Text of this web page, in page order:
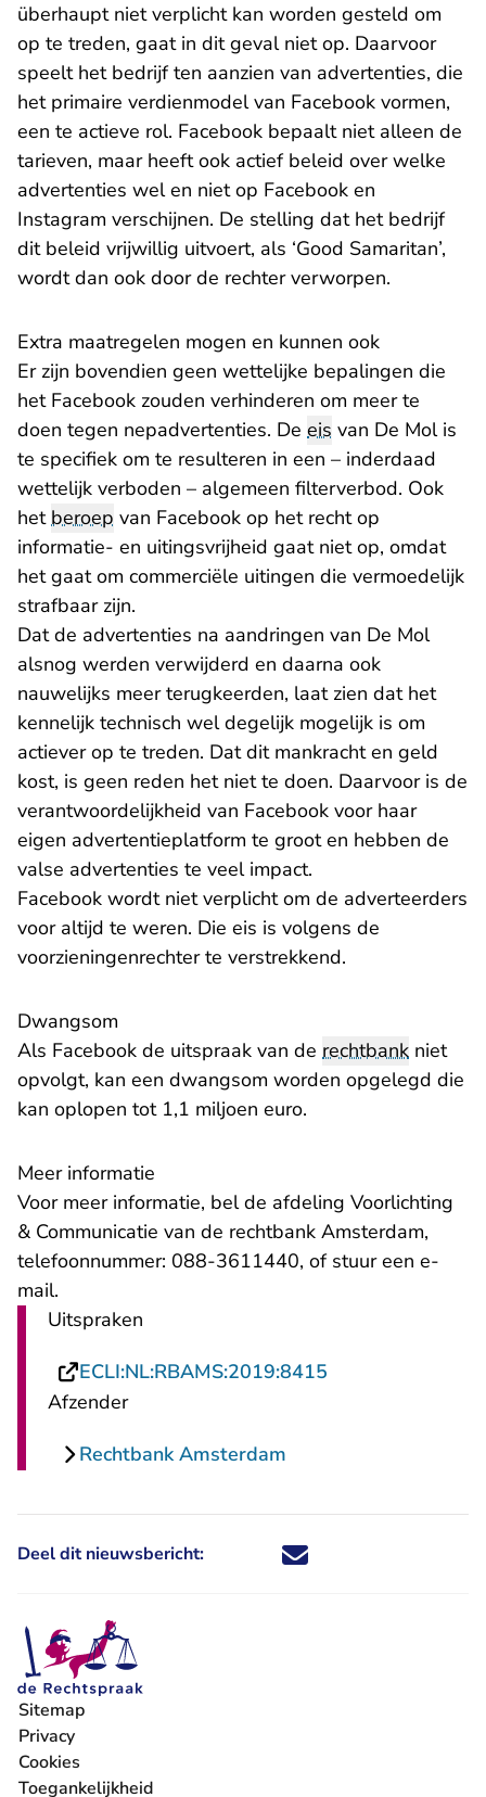
überhaupt niet verplicht kan worden gesteld om
op te treden, gaat in dit geval niet op. Daarvoor
speelt het bedrijf ten aanzien van advertenties, die
het primaire verdienmodel van Facebook vormen,
een te actieve rol. Facebook bepaalt niet alleen de
tarieven, maar heeft ook actief beleid over welke
advertenties wel en niet op Facebook en
Instagram verschijnen. De stelling dat het bedrijf
dit beleid vrijwillig uitvoert, als ‘Good Samaritan’,
wordt dan ook door de rechter verworpen.
Extra maatregelen mogen en kunnen ook
Er zijn bovendien geen wettelijke bepalingen die
het Facebook zouden verhinderen om meer te
doen tegen nepadvertenties. De eis van De Mol is
te specifiek om te resulteren in een – inderdaad
wettelijk verboden – algemeen filterverbod. Ook
hetberoep van Facebook op het recht op
informatie- en uitingsvrijheid gaat niet op, omdat
het gaat om commerciële uitingen die vermoedelijk
strafbaar zijn.
Dat de advertenties na aandringen van De Mol
alsnog werden verwijderd en daarna ook
nauwelijks meer terugkeerden, laat zien dat het
kennelijk technisch wel degelijk mogelijk is om
actiever op te treden. Dat dit mankracht en geld
kost, is geen reden het niet te doen. Daarvoor is de
verantwoordelijkheid van Facebook voor haar
eigen advertentieplatform te groot en hebben de
valse advertenties te veel impact.
Facebook wordt niet verplicht om de adverteerders
voor altijd te weren. Die eis is volgens de
voorzieningenrechter te verstrekkend.
Dwangsom
Als Facebook de uitspraak van de rechtbank niet
opvolgt, kan een dwangsom worden opgelegd die
kan oplopen tot 1,1 miljoen euro.
Meer informatie
Voor meer informatie, bel de afdeling Voorlichting
& Communicatie van de rechtbank Amsterdam,
telefoonnummer: 088-3611440, of stuur een e-
mail- U verlaat Rechtspraak.nl
.
Uitspraken
ECLI:NL:RBAMS:2019:8415
Afzender
Rechtbank Amsterdam
Deel dit nieuwsbericht: Deel dit nieuwsbericht via X -
Deel dit nieuwsbericht via
Deel dit nieuwsbericht
Deel dit
Sitemap
Privacy
Cookies
Toegankelijkheid